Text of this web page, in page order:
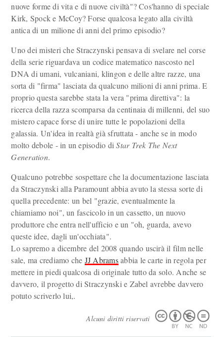
nuove forme di vita e di nuove civiltà"? Cos'hanno di speciale
Kirk, Spock e McCoy? Forse qualcosa legato alla civiltà
antica di un milione di anni del primo episodio?
Uno dei misteri che Straczynski pensava di svelare nel corse
della serie riguardava un codice matematico nascosto nel
DNA di umani, vulcaniani, klingon e delle altre razze, una
sorta di "firma" lasciata da qualcuno milioni di anni prima. E
proprio questa sarebbe stata la vera "prima direttiva": la
ricerca della razza scomparsa da centinaia di millenni, del suo
mistero capace forse di unire tutte le popolazioni della
galassia. Un'idea in realtà già sfruttata - anche se in modo
molto debole - in un episodio diStar Trek The Next
Generation.
Qualcuno potrebbe sospettare che la documentazione lasciata
da Straczynski alla Paramount abbia avuto la stessa sorte di
quella precedente: un bel "grazie, eventualmente la
chiamiamo noi", un fascicolo in un cassetto, un nuovo
produttore che entra nell'ufficio e un "oh, guarda, avevo
queste idee, dagli un'occhiata".
Lo sapremo a dicembre del 2008 quando uscirà il film nelle
sale, ma crediamo che JJ Abramsabbia le carte in regola per
mettere in piedi qualcosa di originale tutto da solo. Anche se
davvero, il progetto di Straczynski e Zabel avrebbe davvero
potuto scriverlo lui,.
Alcuni diritti riservati